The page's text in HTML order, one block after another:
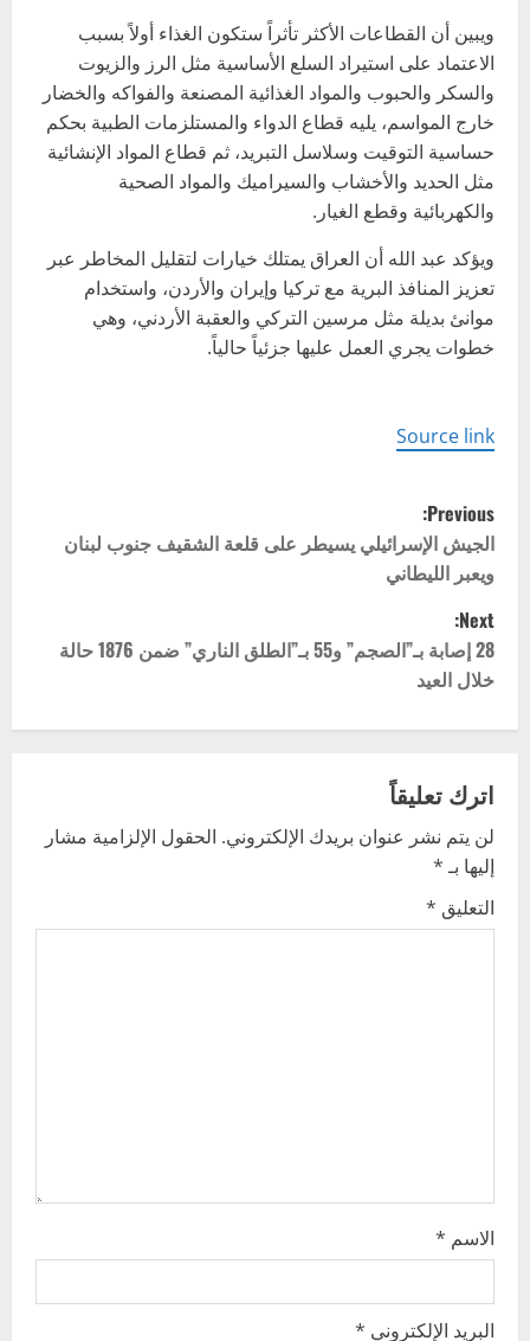
ويبين أن القطاعات الأكثر تأثراً ستكون الغذاء أولاً بسبب
الاعتماد على استيراد السلع الأساسية مثل الرز والزيوت
والسكر والحبوب والمواد الغذائية المصنعة والفواكه والخضار
خارج المواسم، يليه قطاع الدواء والمستلزمات الطبية بحكم
حساسية التوقيت وسلاسل التبريد، ثم قطاع المواد الإنشائية
مثل الحديد والأخشاب والسيراميك والمواد الصحية
والكهربائية وقطع الغيار.
ويؤكد عبد الله أن العراق يمتلك خيارات لتقليل المخاطر عبر
تعزيز المنافذ البرية مع تركيا وإيران والأردن، واستخدام
موانئ بديلة مثل مرسين التركي والعقبة الأردني، وهي
خطوات يجري العمل عليها جزئياً حالياً.
Source link
P
o
s
t
n
v
i
g
Previous:
الجيش الإسرائيلي يسيطر على قلعة الشقيف جنوب لبنان
ويعبر الليطاني
Next:
28 إصابة بـ”الصجم” و55 بـ”الطلق الناري” ضمن 1876 حالة
خلال العيد
اترك تعليقاً
لن يتم نشر عنوان بريدك الإلكتروني. الحقول الإلزامية مشار
إليها بـ*
التعليق *
الاسم *
البريد الإلكتروني *